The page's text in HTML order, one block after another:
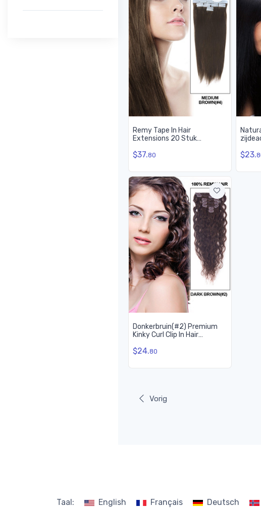
Remy Tape In Hair
Extensions 20 Stuk
Bruin(#4)
$37.80 $23.
Donkerbruin(#2) Premium
Kinky Curl Clip In Hair
$24.80
Vorig
Taal: English Français Deutsch